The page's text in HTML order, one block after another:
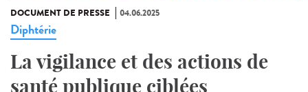
DOCUMENT DE PRESSE 04.06.2025
Diphtérie
La vigilance et des actions de
santé publique ciblées